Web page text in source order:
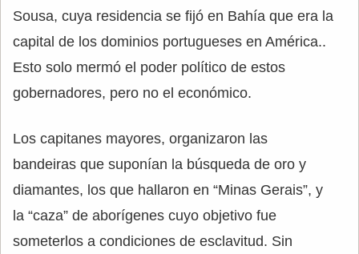
Sousa, cuya residencia se fijó en Bahía que era la
capital de los dominios portugueses en América..
Esto solo mermó el poder político de estos
gobernadores, pero no el económico.
Los capitanes mayores, organizaron las
bandeiras que suponían la búsqueda de oro y
diamantes, los que hallaron en “Minas Gerais”, y
la “caza” de aborígenes cuyo objetivo fue
someterlos a condiciones de esclavitud. Sin